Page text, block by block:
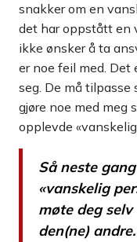
snakker om en
det har oppstått en
ikke ønsker å ta
er noe feil med. Det
seg. De må tilpasse
gjøre noe med meg
opplevde
Så neste
«vanskelig
møte deg
den(ne)